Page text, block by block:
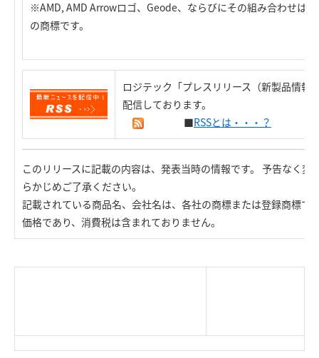
※AMD, AMD Arrowロゴ、Geode、ならびにその組み合わせは
の商標です。
ロジテック「プレスリリース（新製品情報
配信しております。
■RSSとは・・・？
このリリースに記載の内容は、発表当時の情報です。 予告なく変
らかじめご了承ください。
記載されている商品名、会社名は、各社の商標または登録商標で
価格であり、消費税は含まれておりません。